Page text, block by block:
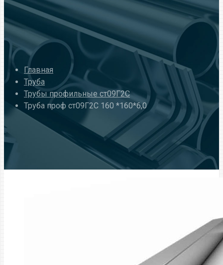
Главная
Труба
Трубы профильные ст09Г2С
Труба проф ст09Г2С 160 *160*6,0